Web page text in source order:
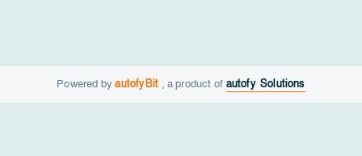
Powered by autofyBit, a product of autofy Solutions